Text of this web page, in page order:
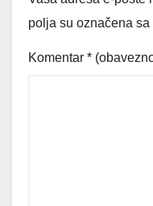
polja su označena sa
Komentar *